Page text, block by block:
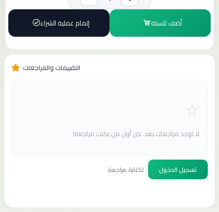
أضف للسلة إتمام عملية الشراء
التقييمات والمراجعات
لا توجد مراجعات بعد. كن أول من يكتب مراجعة!
تسجيل الدخول لكتابة مراجعة